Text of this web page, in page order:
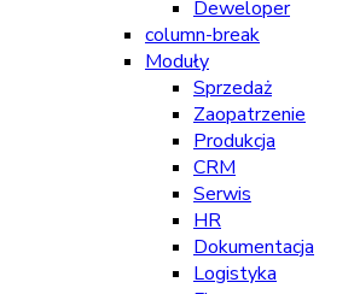
Deweloper
column-break
Moduły
Sprzedaż
Zaopatrzenie
Produkcja
CRM
Serwis
HR
Dokumentacja
Logistyka